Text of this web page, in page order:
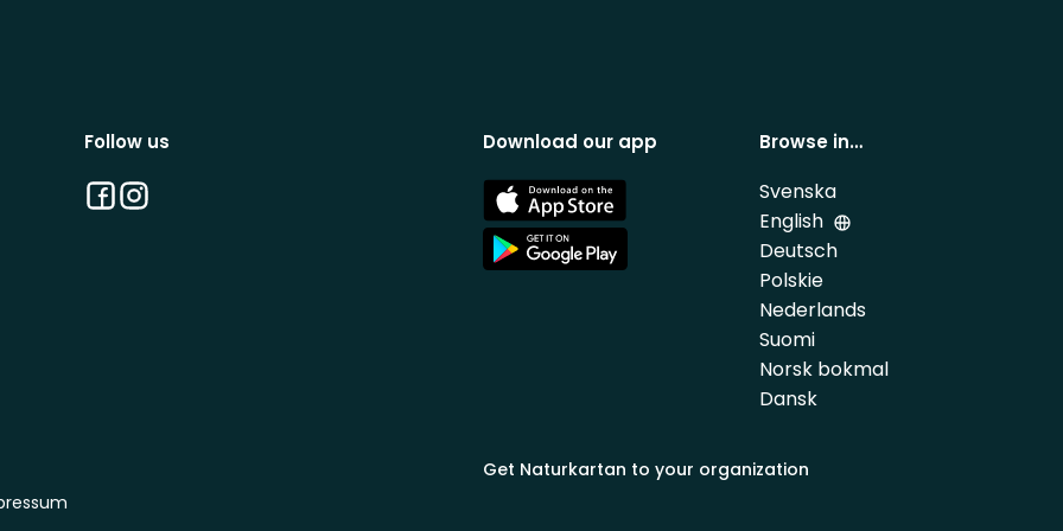
Follow us
Facebook
Instagram
Download our app
App
Store
App
Store
Browse in…
Svenska
English
Deutsch
Polskie
Nederlands
Suomi
Norsk bokmal
Dansk
Get Naturkartan to your organization